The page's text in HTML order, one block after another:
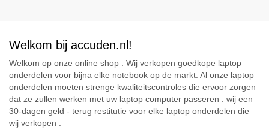
Welkom bij accuden.nl!
Welkom op onze online shop . Wij verkopen goedkope laptop
onderdelen voor bijna elke notebook op de markt. Al onze laptop
onderdelen moeten strenge kwaliteitscontroles die ervoor zorgen
dat ze zullen werken met uw laptop computer passeren . wij een
30-dagen geld - terug restitutie voor elke laptop onderdelen die
wij verkopen .